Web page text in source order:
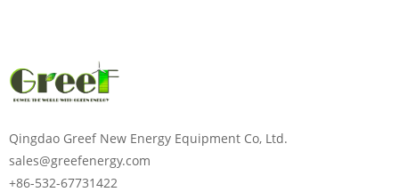
Qingdao Greef New Energy Equipment Co, Ltd.
sales@greefenergy.com
+86-532-67731422